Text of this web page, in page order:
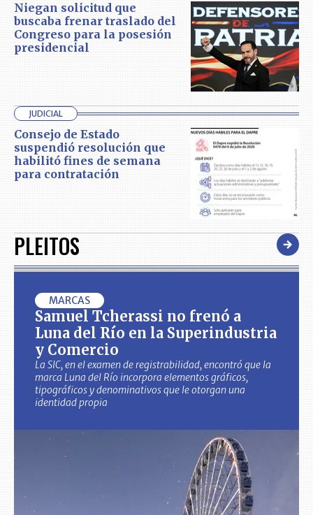
Niegan solicitud que
buscaba frenar traslado del
Congreso para la posesión
presidencial
JUDICIAL
Consejo de Estado
suspendió resolución que
habilitó fines de semana
para contratación
PLEITOS
MARCAS
Samuel Tcherassi no frenó a
Luna del Río en la Superindustria
y Comercio
La SIC, en el examen de registrabilidad, encontró que la
marca Luna del Río incorpora elementos gráficos,
tipográficos y denominativos que le otorgan una
identidad propia